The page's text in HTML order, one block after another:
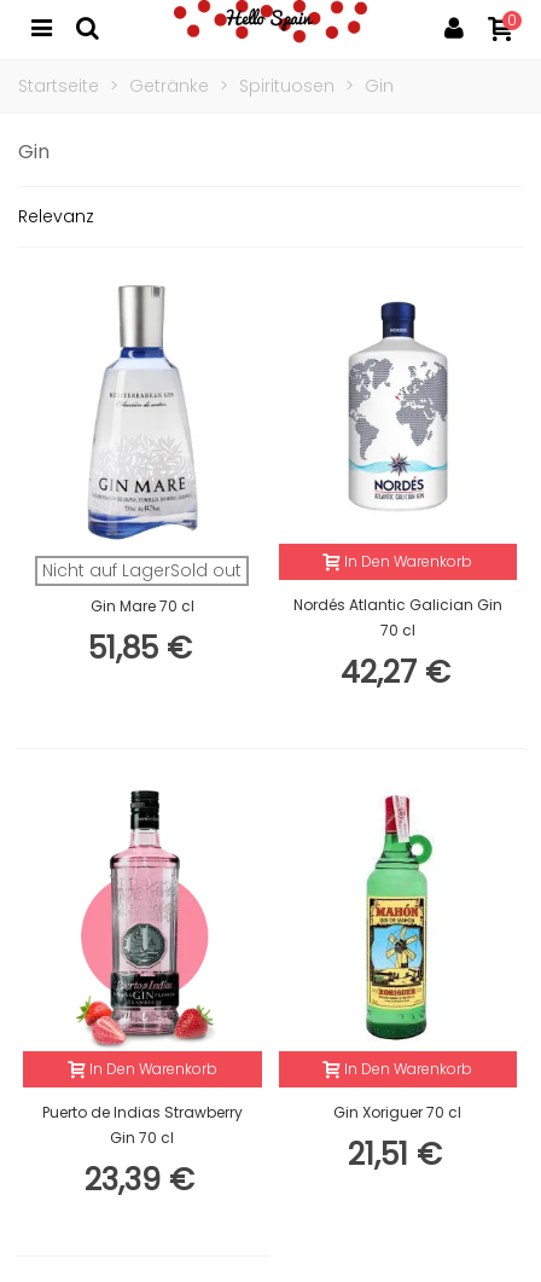
0
Startseite > Getränke > Spirituosen > Gin
Gin
Relevanz
Nicht auf LagerSold out
Gin Mare 70 cl
51,85 €
In Den Warenkorb
Nordés Atlantic Galician Gin
70 cl
42,27 €
In Den Warenkorb
Puerto de Indias Strawberry
Gin 70 cl
23,39 €
In Den Warenkorb
Gin Xoriguer 70 cl
21,51 €